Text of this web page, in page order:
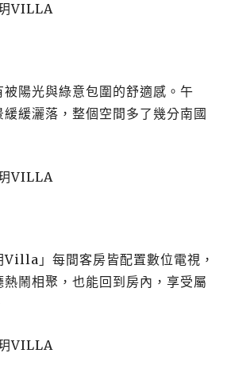
陽光與綠意包圍的舒適感。午
緩灑落，整個空間多了幾分南國
Villa」每間客房皆配置數位電視，
鬧相聚，也能回到房內，享受屬